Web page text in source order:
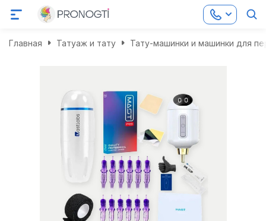
Главная Татуаж и тату Тату-машинки и машинки для